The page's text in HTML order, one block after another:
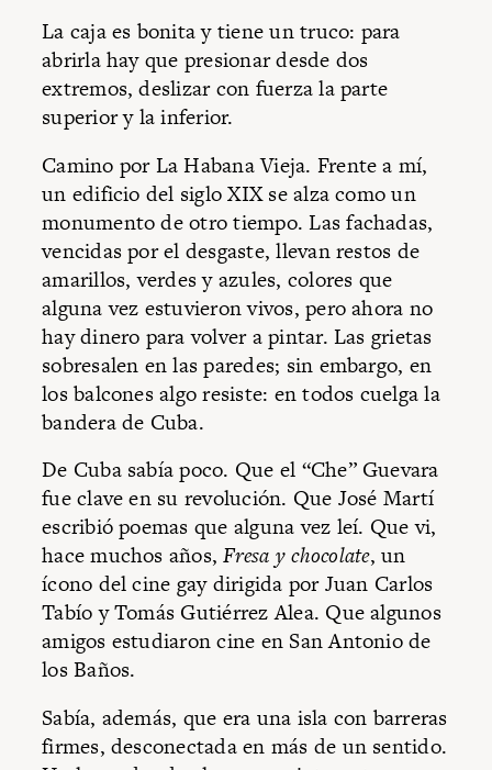
La caja es bonita y tiene un truco: para
abrirla hay que presionar desde dos
extremos, deslizar con fuerza la parte
superior y la inferior.
Camino por La Habana Vieja. Frente a mí,
un edificio del siglo XIX se alza como un
monumento de otro tiempo. Las fachadas,
vencidas por el desgaste, llevan restos de
amarillos, verdes y azules, colores que
alguna vez estuvieron vivos, pero ahora no
hay dinero para volver a pintar. Las grietas
sobresalen en las paredes; sin embargo, en
los balcones algo resiste: en todos cuelga la
bandera de Cuba.
De Cuba sabía poco. Que el “Che” Guevara
fue clave en su revolución. Que José Martí
escribió poemas que alguna vez leí. Que vi,
hace muchos años,Fresa y chocolate, un
ícono del cine gay dirigida por Juan Carlos
Tabío y Tomás Gutiérrez Alea. Que algunos
amigos estudiaron cine en San Antonio de
los Baños.
Sabía, además, que era una isla con barreras
firmes, desconectada en más de un sentido.